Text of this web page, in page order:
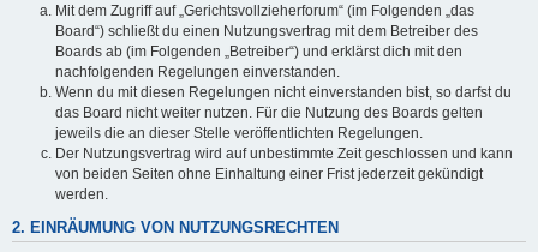
Mit dem Zugriff auf „Gerichtsvollzieherforum“ (im Folgenden „das
Board“) schließt du einen Nutzungsvertrag mit dem Betreiber des
Boards ab (im Folgenden „Betreiber“) und erklärst dich mit den
nachfolgenden Regelungen einverstanden.
Wenn du mit diesen Regelungen nicht einverstanden bist, so darfst du
das Board nicht weiter nutzen. Für die Nutzung des Boards gelten
jeweils die an dieser Stelle veröffentlichten Regelungen.
Der Nutzungsvertrag wird auf unbestimmte Zeit geschlossen und kann
von beiden Seiten ohne Einhaltung einer Frist jederzeit gekündigt
werden.
2. EINRÄUMUNG VON NUTZUNGSRECHTEN